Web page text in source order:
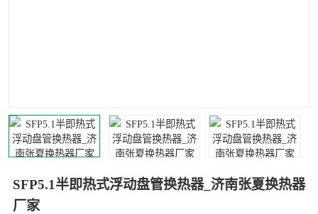
SFP5.1半即热式浮动盘管换热器_济南张夏换热器
厂家